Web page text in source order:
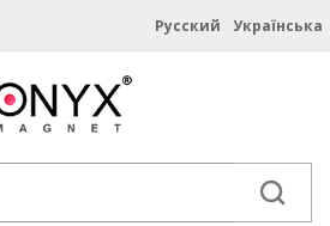
Русский Українська